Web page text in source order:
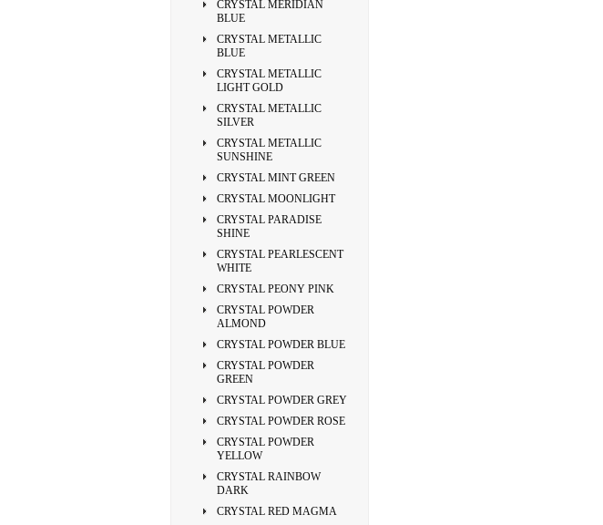
CRYSTAL MERIDIAN
BLUE
CRYSTAL METALLIC
BLUE
CRYSTAL METALLIC
LIGHT GOLD
CRYSTAL METALLIC
SILVER
CRYSTAL METALLIC
SUNSHINE
CRYSTAL MINT GREEN
CRYSTAL MOONLIGHT
CRYSTAL PARADISE
SHINE
CRYSTAL PEARLESCENT
WHITE
CRYSTAL PEONY PINK
CRYSTAL POWDER
ALMOND
CRYSTAL POWDER BLUE
CRYSTAL POWDER
GREEN
CRYSTAL POWDER GREY
CRYSTAL POWDER ROSE
CRYSTAL POWDER
YELLOW
CRYSTAL RAINBOW
DARK
CRYSTAL RED MAGMA